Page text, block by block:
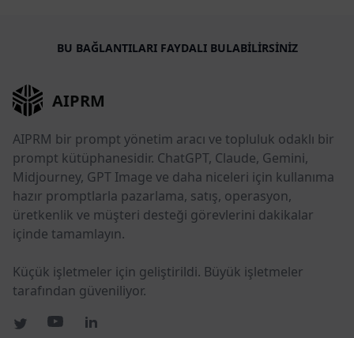
BU BAĞLANTILARI FAYDALI BULABILIRSINIZ
AIPRM
AIPRM bir prompt yönetim aracı ve topluluk odaklı bir
prompt kütüphanesidir. ChatGPT, Claude, Gemini,
Midjourney, GPT Image ve daha niceleri için kullanıma
hazır promptlarla pazarlama, satış, operasyon,
üretkenlik ve müşteri desteği görevlerini dakikalar
içinde tamamlayın.
Küçük işletmeler için geliştirildi. Büyük işletmeler
tarafından güveniliyor.